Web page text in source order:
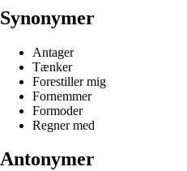
Synonymer
Antager
Tænker
Forestiller mig
Fornemmer
Formoder
Regner med
Antonymer